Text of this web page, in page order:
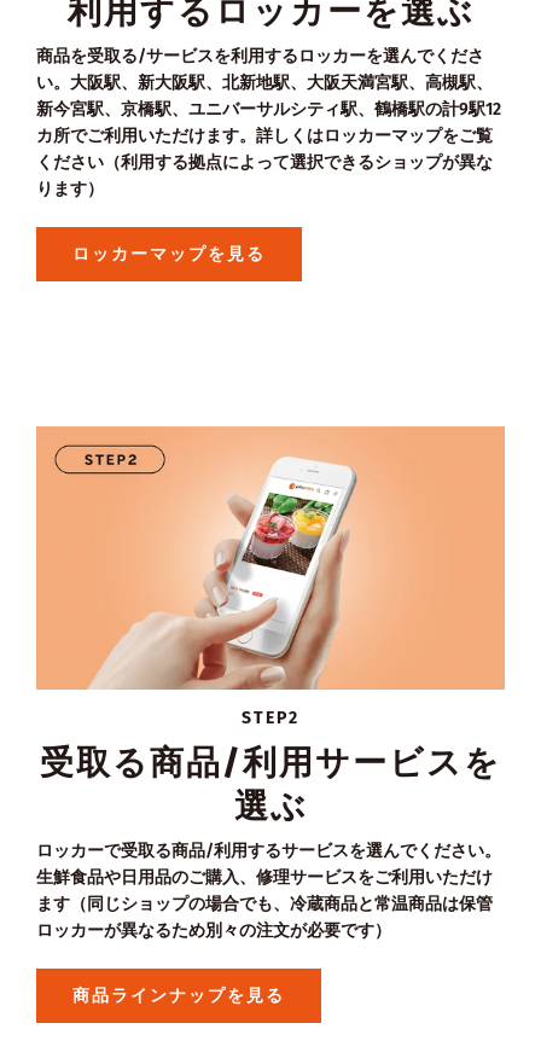
利用するロッカーを選ぶ
商品を受取る/サービスを利用するロッカーを選んでくださ
い。大阪駅、新大阪駅、北新地駅、大阪天満宮駅、高槻駅、
新今宮駅、京橋駅、ユニバーサルシティ駅、鶴橋駅の計9駅12
カ所でご利用いただけます。詳しくはロッカーマップをご覧
ください（利用する拠点によって選択できるショップが異な
ります）
ロッカーマップを見る
STEP2
受取る商品/利用サービスを
選ぶ
ロッカーで受取る商品/利用するサービスを選んでください。
生鮮食品や日用品のご購入、修理サービスをご利用いただけ
ます（同じショップの場合でも、冷蔵商品と常温商品は保管
ロッカーが異なるため別々の注文が必要です）
商品ラインナップを見る